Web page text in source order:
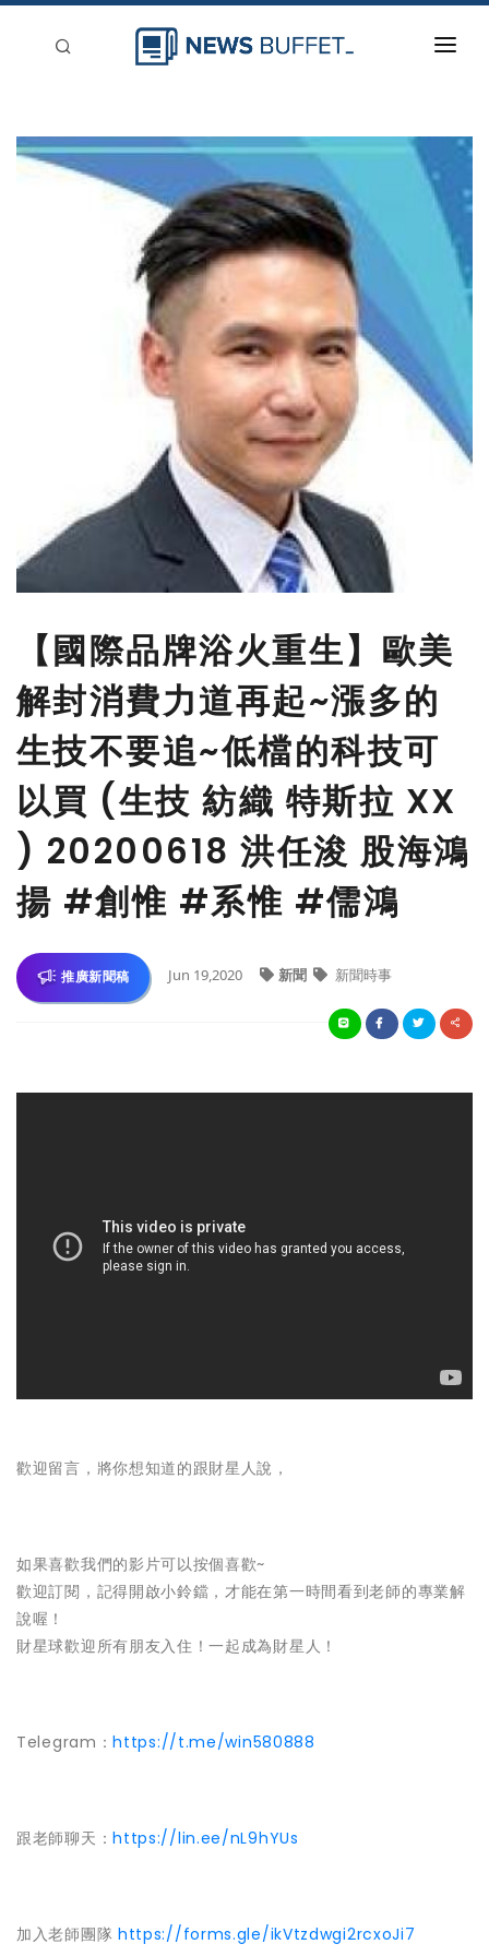
新聞稿分類
【國際品牌浴火重生】歐美
解封消費力道再起~漲多的
生技不要追~低檔的科技可
以買 (生技 紡織 特斯拉 XX
) 20200618 洪任浚 股海鴻
揚 #創惟 #系惟 #儒鴻
推廣新聞稿 Jun 19,2020 新聞 新聞時事
歡迎留言，將你想知道的跟財星人說，
如果喜歡我們的影片可以按個喜歡~
歡迎訂閱，記得開啟小鈴鐺，才能在第一時間看到老師的專業解
說喔！
財星球歡迎所有朋友入住！一起成為財星人！
Telegram：https://t.me/win580888
跟老師聊天：https://lin.ee/nL9hYUs
加入老師團隊 https://forms.gle/ikVtzdwgi2rcxoJi7